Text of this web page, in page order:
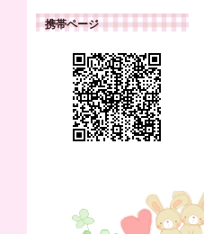
携帯ページ